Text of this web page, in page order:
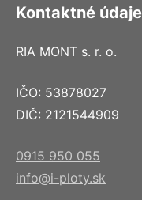
Kontaktné údaje
RIA MONT s. r. o.
IČO: 53878027
DIČ: 2121544909
0915 950 055
info@i-ploty.sk